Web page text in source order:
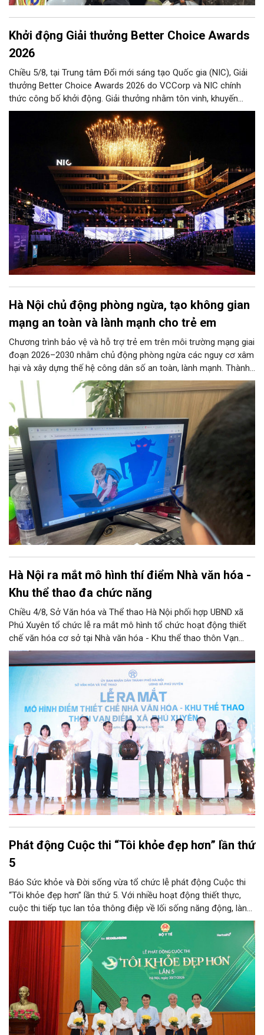
Khởi động Giải thưởng Better Choice Awards
2026
Chiều 5/8, tại Trung tâm Đổi mới sáng tạo Quốc gia (NIC), Giải
thưởng Better Choice Awards 2026 do VCCorp và NIC chính
thức công bố khởi động. Giải thưởng nhằm tôn vinh, khuyến
khích, cổ vũ những giá trị đổi mới, sáng tạo, áp dụng trong đời
sống thực, phục vụ người tiêu dùng.
Hà Nội chủ động phòng ngừa, tạo không gian
mạng an toàn và lành mạnh cho trẻ em
Chương trình bảo vệ và hỗ trợ trẻ em trên môi trường mạng giai
đoạn 2026–2030 nhằm chủ động phòng ngừa các nguy cơ xâm
hại và xây dựng thế hệ công dân số an toàn, lành mạnh. Thành
phố đề ra các chỉ tiêu lớn như phổ cập giải pháp an ninh mạng
tại các trường học, ngăn chặn thông tin độc hại từ đường
truyền Internet và hỗ trợ 100% trẻ em bị xâm hại. 11 nhóm
nhiệm vụ trọng tâm được giao cho các sở, ngành thực hiện
đồng bộ, từ hoàn thiện pháp lý, phát triển công nghệ AI, hạ tầng
IPv6 đến truyền thông và hỗ trợ sức khỏe tâm thần. Bên cạnh
đó, chương trình siết chặt trách nhiệm của doanh nghiệp công
nghệ, viễn thông và đơn vị cung cấp trò chơi điện tử trong việc
gỡ bỏ nội dung độc hại và bảo vệ thông tin riêng tư của trẻ.
Hà Nội ra mắt mô hình thí điểm Nhà văn hóa -
Khu thể thao đa chức năng
Chiều 4/8, Sở Văn hóa và Thể thao Hà Nội phối hợp UBND xã
Phú Xuyên tổ chức lễ ra mắt mô hình tổ chức hoạt động thiết
chế văn hóa cơ sở tại Nhà văn hóa - Khu thể thao thôn Vạn
Điểm, xã Phú Xuyên.
Phát động Cuộc thi “Tôi khỏe đẹp hơn” lần thứ
5
Báo Sức khỏe và Đời sống vừa tổ chức lễ phát động Cuộc thi
“Tôi khỏe đẹp hơn” lần thứ 5. Với nhiều hoạt động thiết thực,
cuộc thi tiếp tục lan tỏa thông điệp về lối sống năng động, lành
mạnh và khuyến khích người dân chủ động chăm sóc sức khỏe.